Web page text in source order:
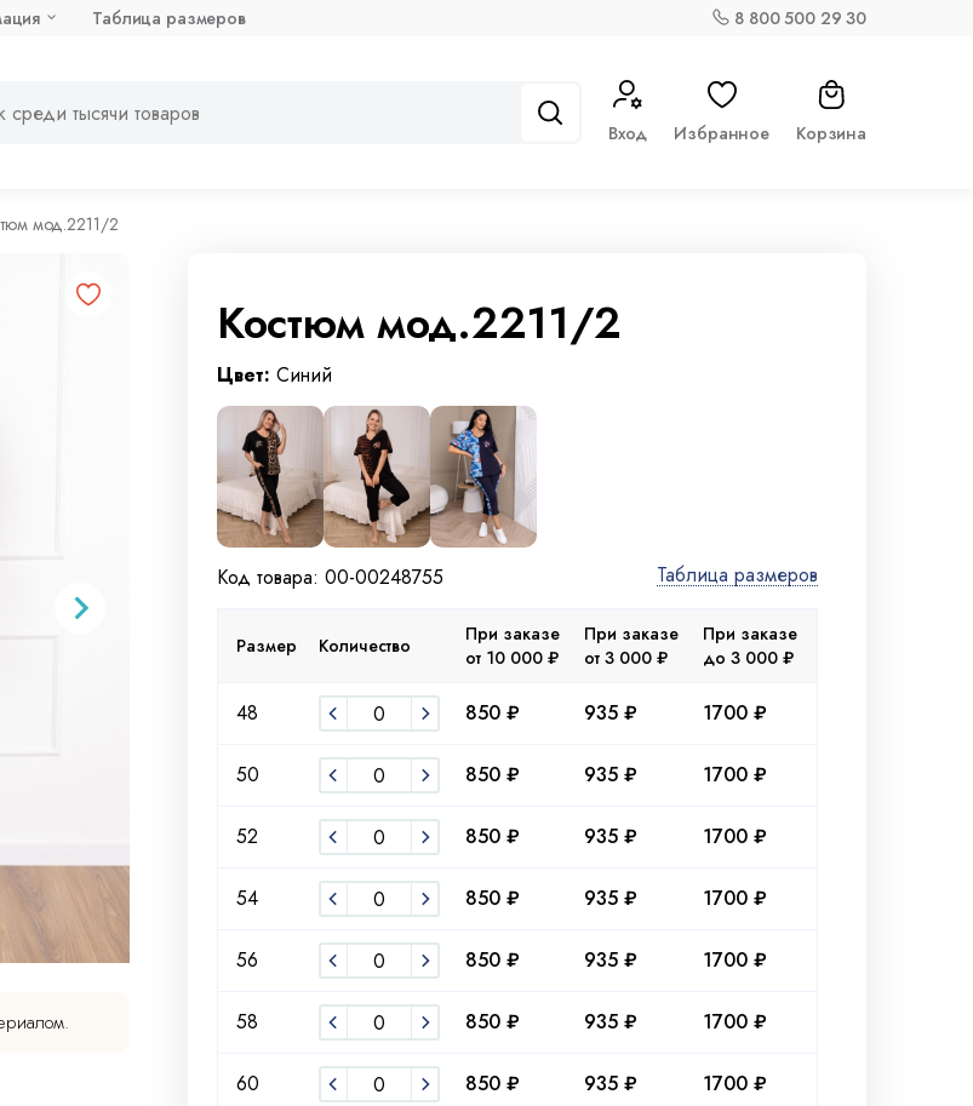
Таблица размеров 8 800 500 29 30
Вход Избранное Корзина
мод.2211/2
Костюм мод.2211/2
Цвет: Синий
Код товара: 00-00248755 Таблица размеров
Размер Количество
При заказе
от 10 000 ₽
При заказе
от 3 000 ₽
При заказе
до 3 000 ₽
48 850 ₽ 935 ₽ 1700 ₽
50 850 ₽ 935 ₽ 1700 ₽
52 850 ₽ 935 ₽ 1700 ₽
54 850 ₽ 935 ₽ 1700 ₽
56 850 ₽ 935 ₽ 1700 ₽
58 850 ₽ 935 ₽ 1700 ₽
60 850 ₽ 935 ₽ 1700 ₽